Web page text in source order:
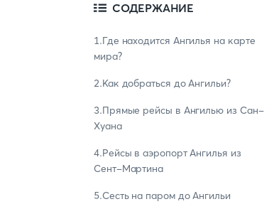
СОДЕРЖАНИЕ
1.Где находится Ангилья на карте
мира?
2.Как добраться до Ангильи?
3.Прямые рейсы в Ангилью из Сан-
Хуана
4.Рейсы в аэропорт Ангилья из
Сент-Мартина
5.Сесть на паром до Ангильи